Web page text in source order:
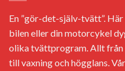
En ”gör-det-själv-tvätt”.
bilen eller din motorcykel
olika tvättprogram. Allt
till vaxning och högglans.